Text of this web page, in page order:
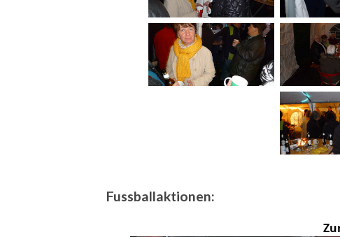
Fussballaktionen: